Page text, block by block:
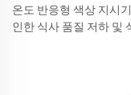
온도 반응형 색상 지시
인한 식사 품질 저하 및